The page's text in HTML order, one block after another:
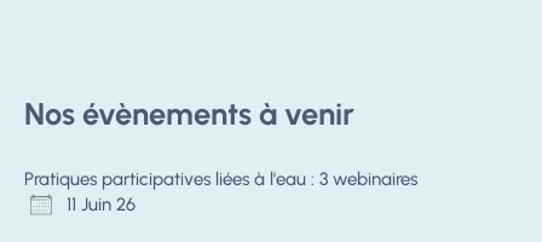
Nos évènements à venir
Pratiques participatives liées à l'eau : 3 webinaires
11 Juin 26